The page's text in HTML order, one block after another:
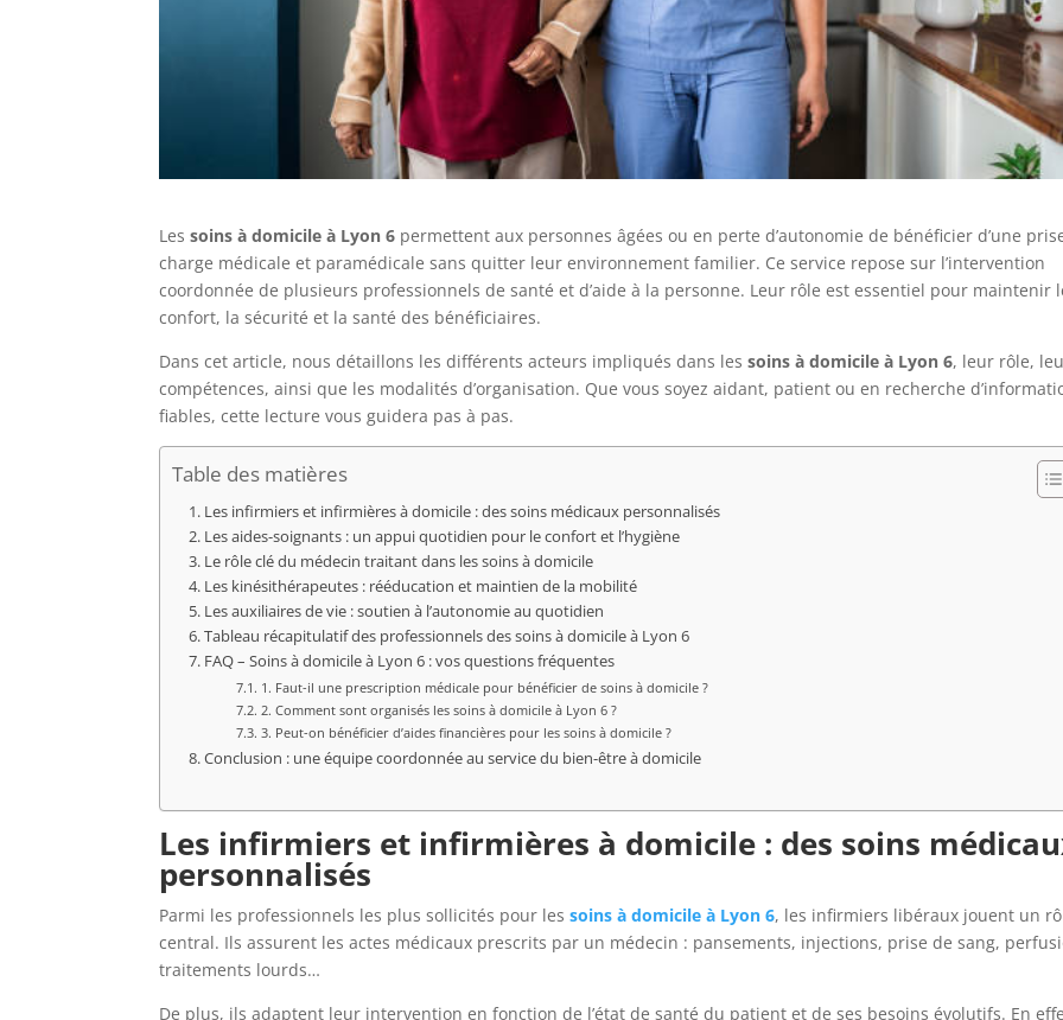
Lessoins à domicile à Lyon 6 permettent aux personnes âgées ou en perte d’autonomie de bénéficier d’une
charge médicale et paramédicale sans quitter leur environnement familier. Ce service repose sur l’intervention
coordonnée de plusieurs professionnels de santé et d’aide à la personne. Leur rôle est essentiel pour maintenir
confort, la sécurité et la santé des bénéficiaires.
Dans cet article, nous détaillons les différents acteurs impliqués dans lessoins à domicile à Lyon 6, leur rôle,
compétences, ainsi que les modalités d’organisation. Que vous soyez aidant, patient ou en recherche
fiables, cette lecture vous guidera pas à pas.
Table des matières
Les infirmiers et infirmières à domicile : des soins médicaux personnalisés
Les aides-soignants : un appui quotidien pour le confort et l’hygiène
Le rôle clé du médecin traitant dans les soins à domicile
Les kinésithérapeutes : rééducation et maintien de la mobilité
Les auxiliaires de vie : soutien à l’autonomie au quotidien
Tableau récapitulatif des professionnels des soins à domicile à Lyon 6
FAQ – Soins à domicile à Lyon 6 : vos questions fréquentes
1. Faut-il une prescription médicale pour bénéficier de soins à domicile ?
2. Comment sont organisés les soins à domicile à Lyon 6 ?
3. Peut-on bénéficier d’aides financières pour les soins à domicile ?
Conclusion : une équipe coordonnée au service du bien-être à domicile
Les infirmiers et infirmières à domicile : des soins
personnalisés
Parmi les professionnels les plus sollicités pour lessoins à domicile à Lyon 6, les infirmiers libéraux jouent un
central. Ils assurent les actes médicaux prescrits par un médecin : pansements, injections, prise de sang,
traitements lourds…
De plus, ils adaptent leur intervention en fonction de l’état de santé du patient et de ses besoins évolutifs. En